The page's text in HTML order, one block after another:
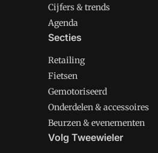
Cijfers & trends
Agenda
Secties
Retailing
Fietsen
Gemotoriseerd
Onderdelen & accessoires
Beurzen & evenementen
Volg Tweewieler